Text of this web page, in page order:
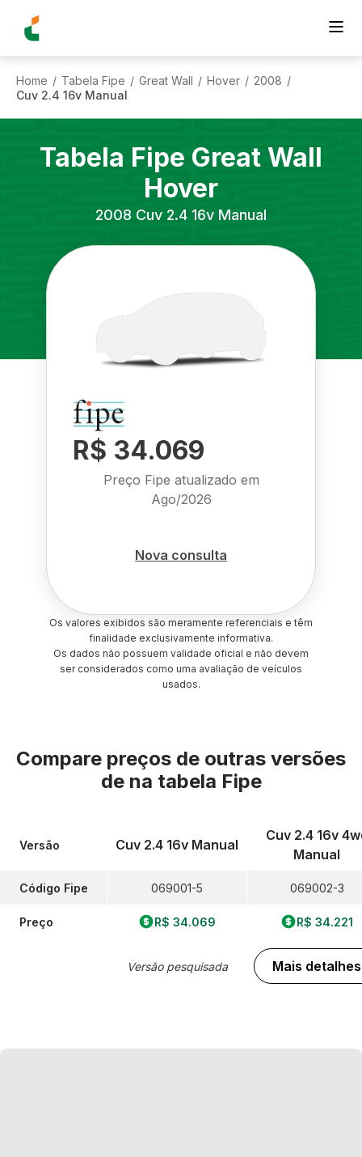
Home / Tabela Fipe / Great Wall / Hover / 2008 /
Cuv 2.4 16v Manual
Tabela Fipe Great Wall
Hover
2008 Cuv 2.4 16v Manual
R$ 34.069
Preço Fipe atualizado em
Ago/2026
Nova consulta
Os valores exibidos são meramente referenciais e têm
finalidade exclusivamente informativa.
Os dados não possuem validade oficial e não devem
ser considerados como uma avaliação de veículos
usados.
Compare preços de outras versões
de na tabela Fipe
Versão
Código Fipe
Preço
Cuv 2.4 16v Manual
069001-5
R$ 34.069
Versão pesquisada
Cuv 2.4 16v
Manual
069002-3
R$ 34.221
Mais detalhes